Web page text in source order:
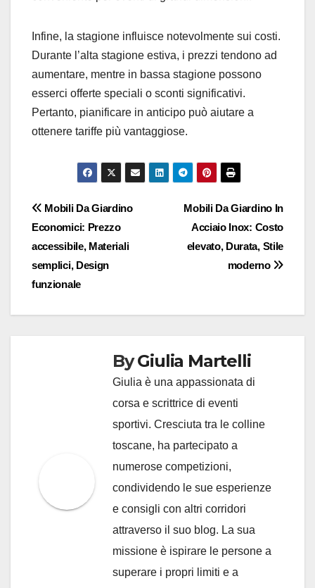
Infine, la stagione influisce notevolmente sui costi.
Durante l’alta stagione estiva, i prezzi tendono ad
aumentare, mentre in bassa stagione possono
esserci offerte speciali o sconti significativi.
Pertanto, pianificare in anticipo può aiutare a
ottenere tariffe più vantaggiose.
Post
navigation
Mobili Da Giardino In
Acciaio Inox: Costo
elevato, Durata, Stile
moderno
Mobili Da Giardino
Economici: Prezzo
accessibile, Materiali
semplici, Design
funzionale
ByGiulia Martelli
Giulia è una appassionata di
corsa e scrittrice di eventi
sportivi. Cresciuta tra le colline
toscane, ha partecipato a
numerose competizioni,
condividendo le sue esperienze
e consigli con altri corridori
attraverso il suo blog. La sua
missione è ispirare le persone a
superare i propri limiti e a